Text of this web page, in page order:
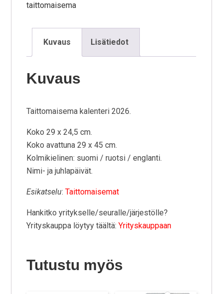
taittomaisema
Kuvaus Lisätiedot
Kuvaus
Taittomaisema kalenteri 2026.
Koko 29 x 24,5 cm.
Koko avattuna 29 x 45 cm.
Kolmikielinen: suomi / ruotsi / englanti.
Nimi- ja juhlapäivät.
Esikatselu:Taittomaisemat
Hankitko yritykselle/seuralle/järjestölle?
Yrityskauppa löytyy täältä:Yrityskauppaan
Tutustu myös